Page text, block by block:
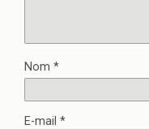
Nom *
E-mail *